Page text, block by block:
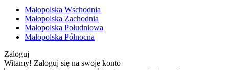
Małopolska Wschodnia
Małopolska Zachodnia
Małopolska Południowa
Małopolska Północna
Zaloguj
Witamy! Zaloguj się na swoje konto